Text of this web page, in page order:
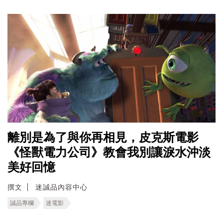
離別是為了與你再相見，皮克斯電影
《怪獸電力公司》教會我別讓淚水沖淡
美好回憶
撰文 迷誠品內容中心
誠品專欄 迷電影